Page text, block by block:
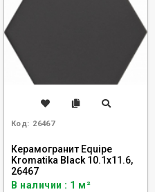
Код: 26467
Керамогранит Equipe
Kromatika Black 10.1x11.6,
26467
В наличии : 1 м²